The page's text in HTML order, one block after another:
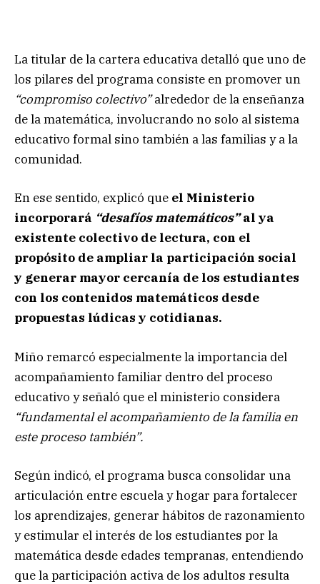
La titular de la cartera educativa detalló que uno de
los pilares del programa consiste en promover un
“compromiso colectivo”alrededor de la enseñanza
de la matemática, involucrando no solo al sistema
educativo formal sino también a las familias y a la
comunidad.
En ese sentido, explicó que el Ministerio
incorporará “desafíos matemáticos”al ya
existente colectivo de lectura, con el
propósito de ampliar la participación social
y generar mayor cercanía de los estudiantes
con los contenidos matemáticos desde
propuestas lúdicas y cotidianas.
Miño remarcó especialmente la importancia del
acompañamiento familiar dentro del proceso
educativo y señaló que el ministerio considera
“fundamental el acompañamiento de la familia en
este proceso también”.
Según indicó, el programa busca consolidar una
articulación entre escuela y hogar para fortalecer
los aprendizajes, generar hábitos de razonamiento
y estimular el interés de los estudiantes por la
matemática desde edades tempranas, entendiendo
que la participación activa de los adultos resulta